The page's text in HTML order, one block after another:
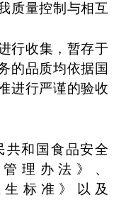
质量控制与相互
行收集，暂存于
的品质均依据国
进行严谨的验收
共和国食品安全
理办法》、
生标准》以及